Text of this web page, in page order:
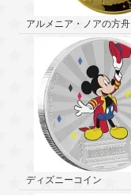
アルメニア・ノアの方舟
ディズニーコイン